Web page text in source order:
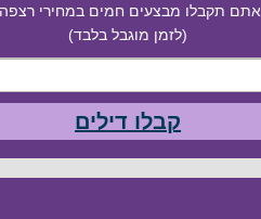
אתם תקבלו מבצעים חמים במחירי
(לזמן מוגבל בלבד)
קבלו דילים